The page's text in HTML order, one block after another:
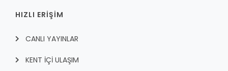
HIZLI ERİŞİM
CANLI YAYINLAR
KENT İÇI ULAŞIM